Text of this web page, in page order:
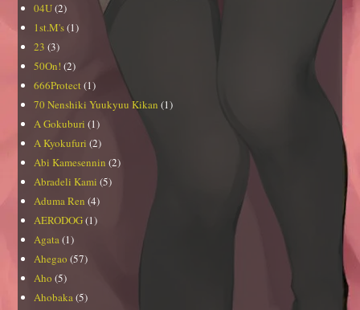
04U(2)
1st.M's(1)
23 (3)
50On! (2)
666Protect (1)
70 Nenshiki Yuukyuu Kikan (1)
A Gokuburi (1)
A Kyokufuri (2)
Abi Kamesennin (2)
Abradeli Kami (5)
Aduma Ren (4)
AERODOG(1)
Agata(1)
Ahegao (57)
Aho (5)
Ahobaka(5)